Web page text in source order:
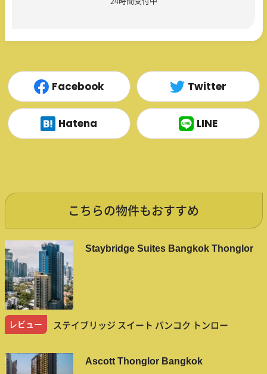
Facebook Twitter
Hatena LINE
こちらの物件もおすすめ
Staybridge Suites Bangkok Thonglor
レビュー ステイブリッジ スイート バンコク トンロー
Ascott Thonglor Bangkok